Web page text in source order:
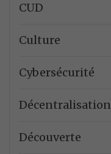
CUD
Culture
Cybersécurité
Décentralisation
Découverte